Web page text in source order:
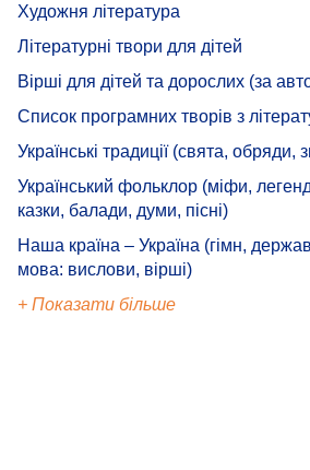
Художня література
Літературні твори для дітей
Вірші для дітей та дорослих (за
Список програмних творів з
Українські традиції (свята, обряди,
Український фольклор (міфи,
казки, балади, думи, пісні)
Наша країна – Україна (гімн,
мова: вислови, вірші)
+ Показати більше